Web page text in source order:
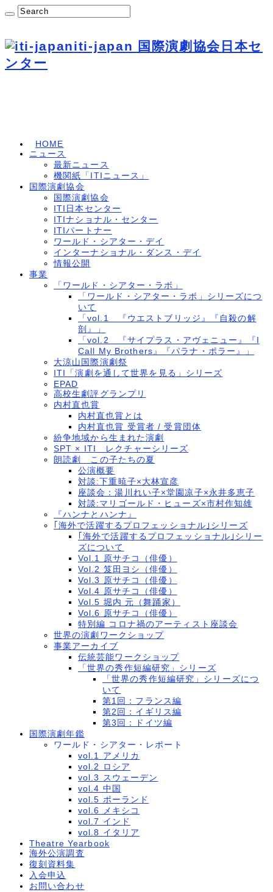
iti-japan 国際演劇協会日本セ
ンター
HOME
ニュース
最新ニュース
機関紙「ITIニュース」
国際演劇協会
国際演劇協会
ITI日本センター
ITIナショナル・センター
ITIパートナー
ワールド・シアター・デイ
インターナショナル・ダンス・デイ
情報公開
事業
「ワールド・シアター・ラボ」
「ワールド・シアター・ラボ」シリーズにつ
いて
「vol.1 『ウエストブリッジ』『自殺の解
剖』」
「vol.2 『サイプラス・アヴェニュー』『I
Call My Brothers』『パラナ・ポラー』」
大涼山国際演劇祭
ITI「演劇を通して世界を見る」シリーズ
EPAD
高校生劇評グランプリ
内村直也賞
内村直也賞とは
内村直也賞 受賞者 / 受賞団体
紛争地域から生まれた演劇
SPT × ITI レクチャーシリーズ
朗読劇 この子たちの夏
公演概要
対談:下重暁子×大林宣彦
座談会：湯川れい子×堂園凉子×永井多恵子
対談:マリゴールド・ヒューズ×市村作知雄
『ハンナとハンナ』
｢海外で活躍するプロフェッショナル｣シリーズ
｢海外で活躍するプロフェッショナル｣シリー
ズについて
Vol.1 原サチコ（俳優）
Vol.2 笈田ヨシ（俳優）
Vol.3 原サチコ（俳優）
Vol.4 原サチコ（俳優）
Vol.5 堀内 元（舞踊家）
Vol.6 原サチコ（俳優）
特別編 コロナ禍のアーティスト座談会
世界の演劇ワークショップ
事業アーカイブ
伝統芸能ワークショップ
「世界の秀作短編研究」シリーズ
「世界の秀作短編研究」シリーズにつ
いて
第1回：フランス編
第2回：イギリス編
第3回：ドイツ編
国際演劇年鑑
ワールド・シアター・レポート
vol.1 アメリカ
vol.2 ロシア
vol.3 スウェーデン
vol.4 中国
vol.5 ポーランド
vol.6 メキシコ
vol.7 インド
vol.8 イタリア
Theatre Yearbook
海外公演調査
復刻資料集
入会申込
お問い合わせ